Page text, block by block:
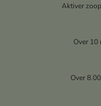
Aktiver
Over 10
Over